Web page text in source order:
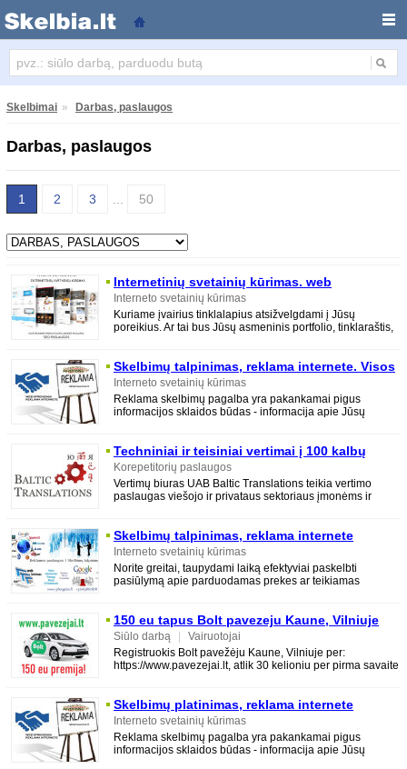
Skelbimai » Darbas, paslaugos
Darbas, paslaugos
1 2 3 50
Internetinių svetainių kūrimas. web
sprendimai
Interneto svetainių kūrimas
Kuriame įvairius tinklalapius atsižvelgdami į Jūsų
poreikius. Ar tai bus Jūsų asmeninis portfolio, tinklaraštis,
Skelbimų talpinimas, reklama internete. Visos
reklamos paslaugos
Interneto svetainių kūrimas
Reklama skelbimų pagalba yra pakankamai pigus
informacijos sklaidos būdas - informacija apie Jūsų
Techniniai ir teisiniai vertimai į 100 kalbų
Korepetitorių paslaugos
Vertimų biuras UAB Baltic Translations teikia vertimo
paslaugas viešojo ir privataus sektoriaus įmonėms ir
Skelbimų talpinimas, reklama internete
Interneto svetainių kūrimas
Norite greitai, taupydami laiką efektyviai paskelbti
pasiūlymą apie parduodamas prekes ar teikiamas
150 eu tapus Bolt pavezeju Kaune, Vilniuje
Siūlo darbą
Vairuotojai
Registruokis Bolt pavežėju Kaune, Vilniuje per:
https://www.pavezejai.lt, atlik 30 kelioniu per pirma savaite
Skelbimų platinimas, reklama internete
Interneto svetainių kūrimas
Reklama skelbimų pagalba yra pakankamai pigus
informacijos sklaidos būdas - informacija apie Jūsų